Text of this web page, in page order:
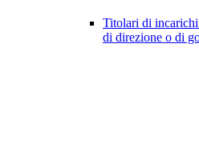
Titolari di
di direzione o di